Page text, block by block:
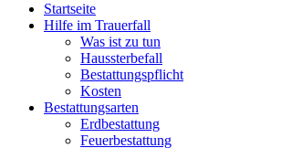
Startseite
Hilfe im Trauerfall
Was ist zu tun
Haussterbefall
Bestattungspflicht
Kosten
Bestattungsarten
Erdbestattung
Feuerbestattung